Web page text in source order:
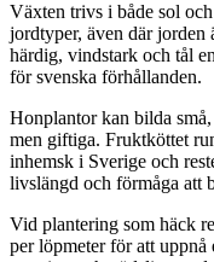
Växten trivs i både sol
jordtyper, även där
härdig, vindstark och tål
för svenska förhållanden.
Honplantor kan bilda
men giftiga. Fruktköttet
inhemsk i Sverige och
livslängd och förmåga att
Vid plantering som häck
per löpmeter för att uppnå